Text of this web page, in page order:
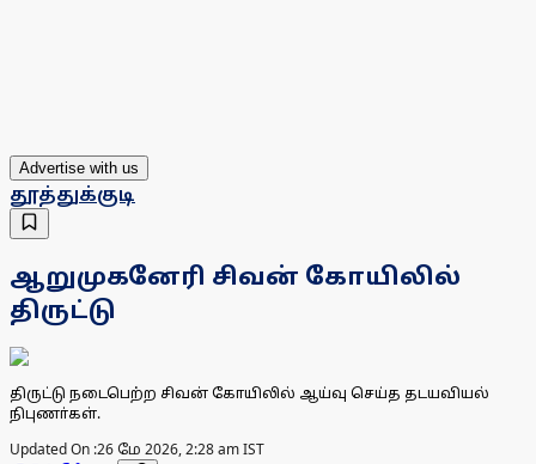
Advertise with us
தூத்துக்குடி
ஆறுமுகனேரி சிவன் கோயிலில்
திருட்டு
திருட்டு நடைபெற்ற சிவன் கோயிலில் ஆய்வு செய்த தடயவியல்
நிபுணா்கள்.
Updated On :26 மே 2026, 2:28 am IST